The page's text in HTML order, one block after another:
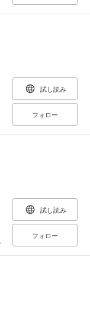
試し読み
フォロー
試し読み
フォロー